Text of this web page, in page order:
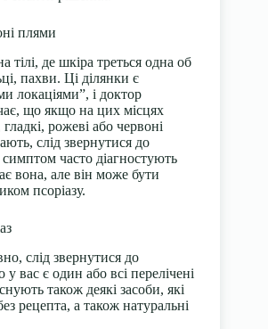
плями
тілі, де шкіра треться одна об
пахви. Ці ділянки є
локаціями”, і доктор
що якщо на цих місцях
гладкі, рожеві або червоні
слід звернутися до
часто діагностують
вона, але він може бути
псоріазу.
слід звернутися до
вас є один або всі перелічені
також деякі засоби, які
рецепта, а також натуральні